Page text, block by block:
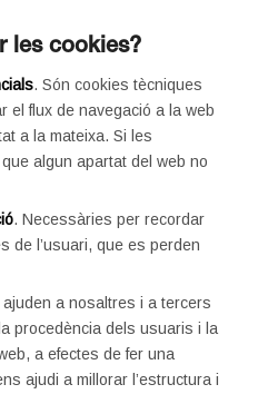
les cookies?
. Són cookies tècniques
el flux de navegació a la web
a la mateixa. Si les
algun apartat del web no
. Necessàries per recordar
de l’usuari, que es perden
a nosaltres i a tercers
procedència dels usuaris i la
a efectes de fer una
ajudi a millorar l’estructura i